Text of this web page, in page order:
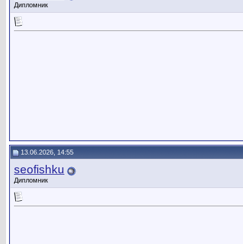
Дипломник
13.06.2026, 14:55
seofishku
Дипломник